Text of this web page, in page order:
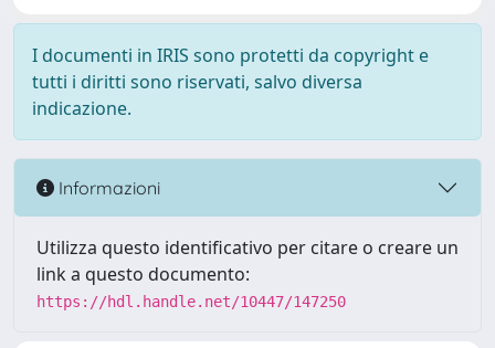
I documenti in IRIS sono protetti da copyright e
tutti i diritti sono riservati, salvo diversa
indicazione.
Informazioni
Utilizza questo identificativo per citare o creare un
link a questo documento:
https://hdl.handle.net/10447/147250